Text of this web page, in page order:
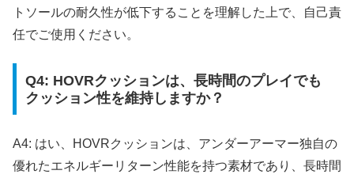
トソールの耐久性が低下することを理解した上で、自己責
任でご使用ください。
Q4: HOVRクッションは、長時間のプレイでも
クッション性を維持しますか？
A4: はい、HOVRクッションは、アンダーアーマー独自の
優れたエネルギーリターン性能を持つ素材であり、長時間